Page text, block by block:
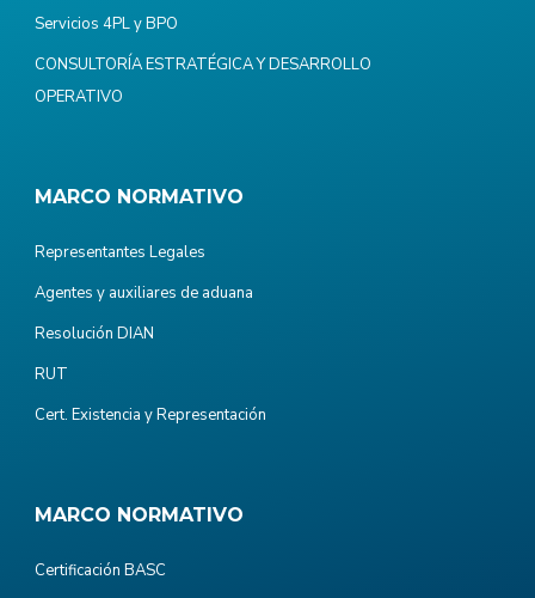
Servicios 4PL y BPO
CONSULTORÍA ESTRATÉGICA Y DESARROLLO
OPERATIVO
MARCO NORMATIVO
Representantes Legales
Agentes y auxiliares de aduana
Resolución DIAN
RUT
Cert. Existencia y Representación
MARCO NORMATIVO
Certificación BASC